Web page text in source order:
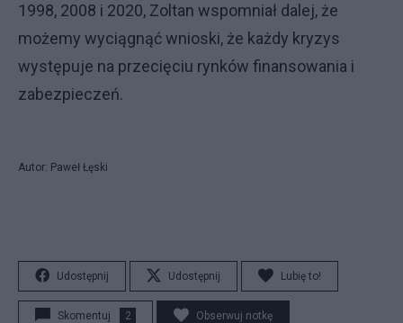
1998, 2008 i 2020, Zoltan wspomniał dalej, że
możemy wyciągnąć wnioski, że każdy kryzys
występuje na przecięciu rynków finansowania i
zabezpieczeń.
Autor: Paweł Łęski
Udostępnij Udostępnij Lubię to!
Skomentuj 2 Obserwuj notkę